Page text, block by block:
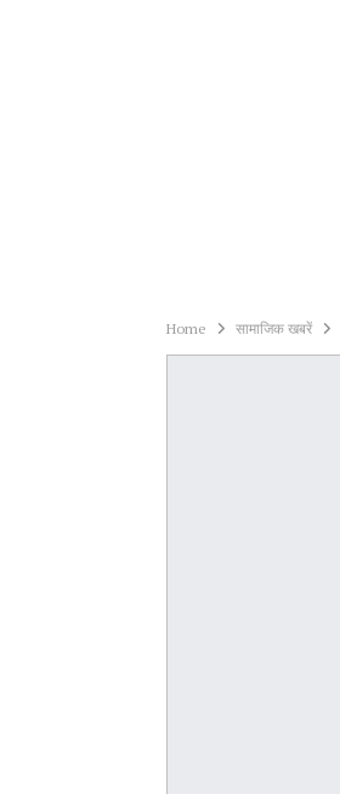
Home सामाजिक खबरें